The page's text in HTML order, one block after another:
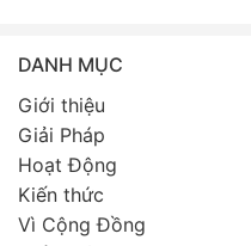
DANH MỤC
Giới thiệu
Giải Pháp
Hoạt Động
Kiến thức
Vì Cộng Đồng